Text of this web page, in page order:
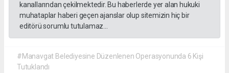
kanallarından çekilmektedir. Bu haberlerde yer alan hukuki
muhataplar haberi geçen ajanslar olup sitemizin hiç bir
editörü sorumlu tutulamaz...
#Manavgat Belediyesine Düzenlenen Operasyonunda 6 Kişi
Tutuklandı